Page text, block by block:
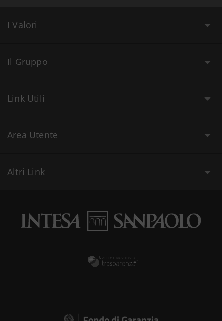
I Valori
Il Gruppo
Link Utili
Area Utente
Altri Link